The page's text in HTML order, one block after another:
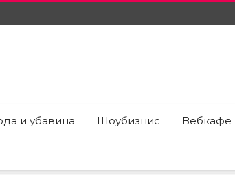
и убавина Шоубизнис Вебкафе